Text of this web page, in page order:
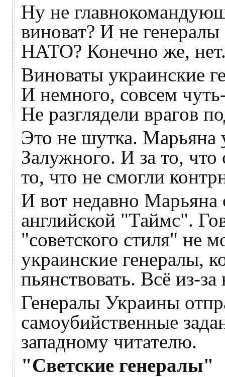
Ну не
виноват? И не
НАТО? Конечно же,
Виноваты украинские
И немного, совсем
Не разглядели врагов
Это не шутка. Марьяна
Залужного. И за то,
то, что не смогли
И вот недавно Марьяна
английской "Таймс".
"советского стиля" не
украинские генералы,
пьянствовать. Всё из-за
Генералы Украины
самоубийственные
западному читателю.
"Светские генералы"